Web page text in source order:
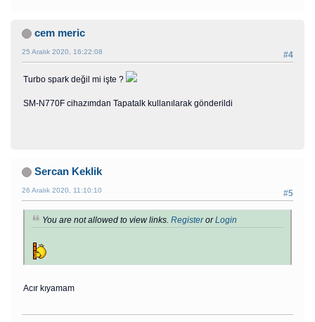
cem meric
#4
25 Aralık 2020, 16:22:08
Turbo spark değil mi işte ?
SM-N770F cihazımdan Tapatalk kullanılarak gönderildi
Sercan Keklik
#5
26 Aralık 2020, 11:10:10
You are not allowed to view links. RegisterorLogin
Acır kıyamam